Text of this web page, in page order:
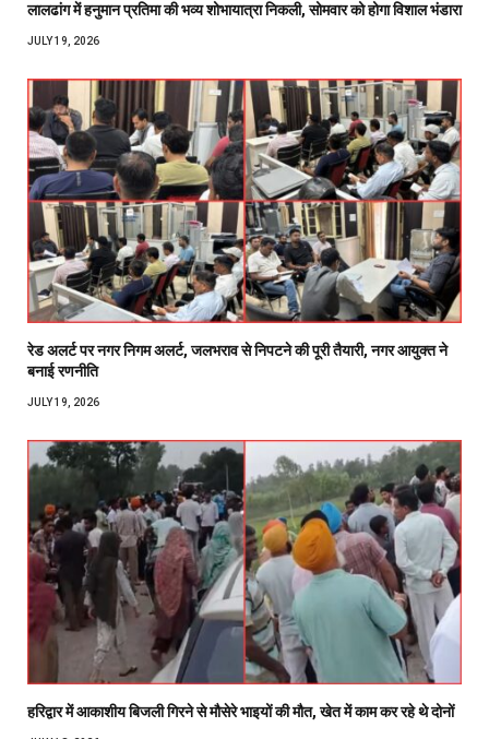
लालढांग में हनुमान प्रतिमा की भव्य शोभायात्रा निकली, सोमवार को होगा विशाल भंडारा
JULY 19, 2026
रेड अलर्ट पर नगर निगम अलर्ट, जलभराव से निपटने की पूरी तैयारी, नगर आयुक्त ने
बनाई रणनीति
JULY 19, 2026
हरिद्वार में आकाशीय बिजली गिरने से मौसेरे भाइयों की मौत, खेत में काम कर रहे थे दोनों